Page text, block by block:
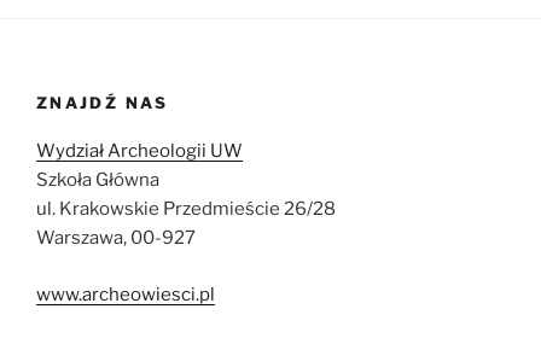
ZNAJDŹ NAS
Wydział Archeologii UW
Szkoła Główna
ul. Krakowskie Przedmieście 26/28
Warszawa, 00-927
www.archeowiesci.pl